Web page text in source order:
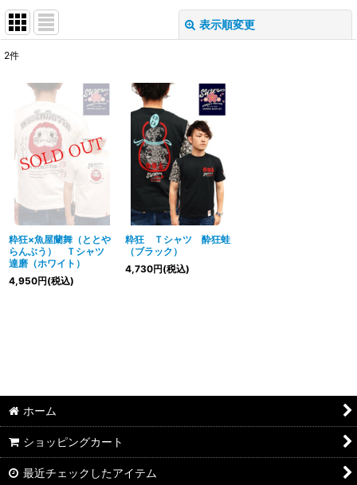
表示順変更
並び順:
絞り込む
2件
粋狂×魚屋蘭舞（ととや
らんぶう） Ｔシャツ
達磨（ホワイト）
4,950円(税込)
粋狂 Ｔシャツ 酔狂蛙
（ブラック）
4,730円(税込)
ホーム
ショッピングカート
最近チェックしたアイテム